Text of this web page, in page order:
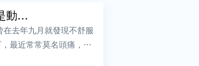
動...
去年九月就發現不舒服
最近常常莫名頭痛，尤